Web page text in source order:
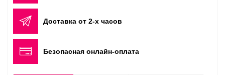
Доставка от 2-х часов
Безопасная онлайн-оплата